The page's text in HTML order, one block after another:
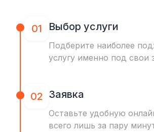
01 Выбор услуги
Подберите наиболее
услугу именно под свои
02 Заявка
Оставьте удобную
всего лишь за пару